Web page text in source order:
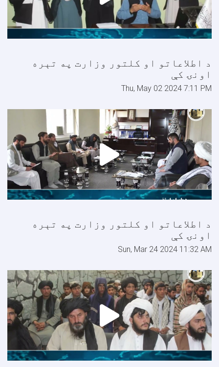
د اطلاعاتو او کلتور وزارت په تېره
اونۍ کې
Thu, May 02 2024 7:11 PM
د اطلاعاتو او کلتور وزارت په تېره
اونۍ کې
Sun, Mar 24 2024 11:32 AM